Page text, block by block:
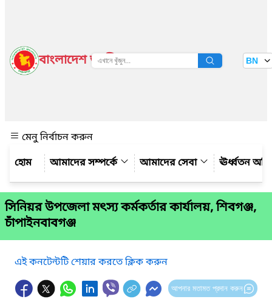
বাংলাদেশ জাতীয় তথ্য বাতায়ন BN
মেনু নির্বাচন করুন
আমাদের সম্পর্কে
আমাদের সেবা ঊর্ধ্বতন
সিনিয়র উপজেলা মৎস্য কর্মকর্তার কার্যালয়, শিবগঞ্জ,
চাঁপাইনবাবগঞ্জ
এই কনটেন্টটি শেয়ার করতে ক্লিক করুন
আপনার মতামত প্রদান করুন